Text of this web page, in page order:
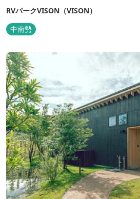
RVパークVISON（VISON）
中南勢